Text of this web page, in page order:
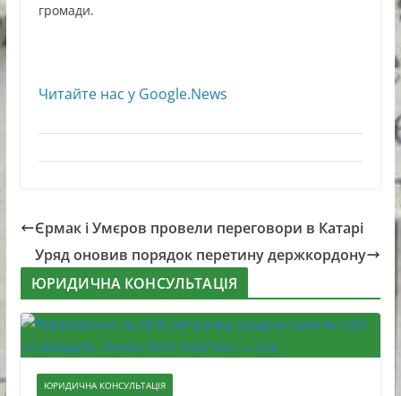
громади.
Читайте нас у Google.News
Єрмак і Умєров провели переговори в Катарі
Уряд оновив порядок перетину держкордону
ЮРИДИЧНА КОНСУЛЬТАЦІЯ
ЮРИДИЧНА КОНСУЛЬТАЦІЯ